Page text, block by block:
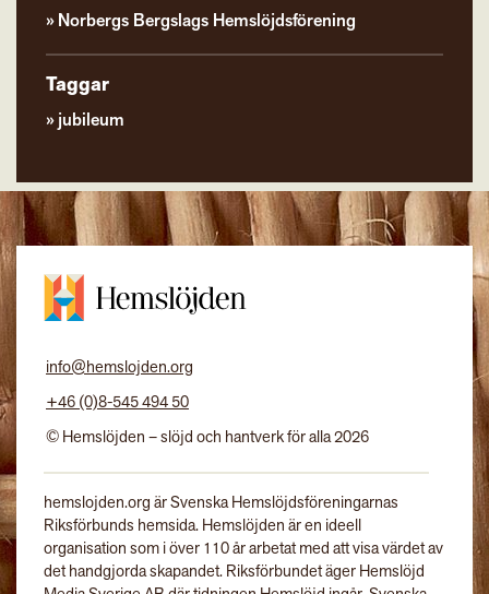
Norbergs Bergslags Hemslöjdsförening
Taggar
jubileum
info@hemslojden.org
+46 (0)8-545 494 50
© Hemslöjden – slöjd och hantverk för alla 2026
hemslojden.org är Svenska Hemslöjdsföreningarnas
Riksförbunds hemsida. Hemslöjden är en ideell
organisation som i över 110 år arbetat med att visa värdet av
det handgjorda skapandet. Riksförbundet äger Hemslöjd